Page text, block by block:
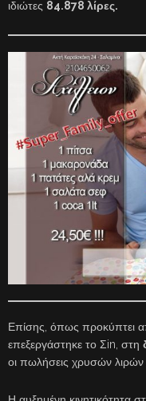
ιδιώτες 84.878 λίρες.
Επίσης, όπως προκύπτει
επεξεργάστηκε το Σin, στη
οι πωλήσεις χρυσών λιρών